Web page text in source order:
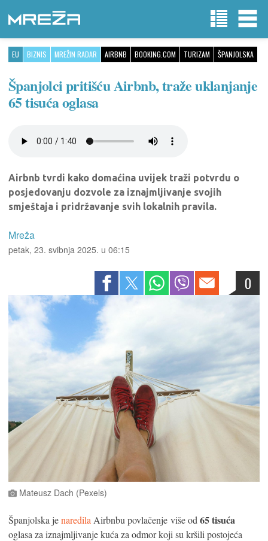
EU BIZNIS MREŽIN RADAR AIRBNB BOOKING.COM TURIZAM ŠPANJOLSKA
Španjolci pritišću Airbnb, traže uklanjanje
65 tisuća oglasa
Airbnb tvrdi kako domaćina uvijek traži potvrdu o
posjedovanju dozvole za iznajmljivanje svojih
smještaja i pridržavanje svih lokalnih pravila.
Mreža
petak, 23. svibnja 2025. u 06:15
0
Mateusz Dach (Pexels)
Španjolska jenaredila Airbnbu povlačenje više od 65 tisuća
oglasa za iznajmljivanje kuća za odmor koji su kršili postojeća